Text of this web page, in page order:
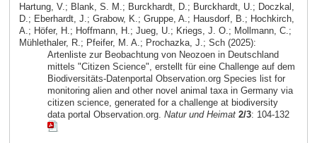
Hartung, V.; Blank, S. M.; Burckhardt, D.; Burckhardt, U.; Doczkal,
D.; Eberhardt, J.; Grabow, K.; Gruppe, A.; Hausdorf, B.; Hochkirch,
A.; Höfer, H.; Hoffmann, H.; Jueg, U.; Kriegs, J. O.; Mollmann, C.;
Mühlethaler, R.; Pfeifer, M. A.; Prochazka, J.; Sch (2025):
Artenliste zur Beobachtung von Neozoen in Deutschland
mittels "Citizen Science", erstellt für eine Challenge auf dem
Biodiversitäts-Datenportal Observation.org Species list for
monitoring alien and other novel animal taxa in Germany via
citizen science, generated for a challenge at biodiversity
data portal Observation.org. Natur und Heimat 2/3: 104-132